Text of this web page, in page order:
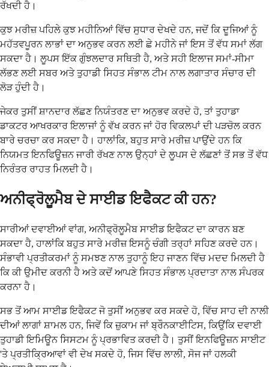
ਰੱਖਦੀ ਹੈ।
ਕੁਝ ਮਰੀਜ਼ ਪਹਿਲੇ ਕੁਝ ਮਹੀਨਿਆਂ ਵਿੱਚ ਸੁਧਾਰ ਦੇਖਦੇ ਹਨ, ਜਦੋਂ ਕਿ ਦੂਜਿਆਂ ਨੂੰ
ਮਹੱਤਵਪੂਰਨ ਲਾਭਾਂ ਦਾ ਅਨੁਭਵ ਕਰਨ ਲਈ ਛੇ ਮਹੀਨੇ ਜਾਂ ਇਸ ਤੋਂ ਵੱਧ ਸਮਾਂ ਲੱਗ
ਸਕਦਾ ਹੈ। ਲੂਪਸ ਇੱਕ ਗੁੰਝਲਦਾਰ ਸਥਿਤੀ ਹੈ, ਅਤੇ ਸਹੀ ਇਲਾਜ ਸਮਾਂ-ਸੀਮਾ
ਲੱਭਣ ਲਈ ਸਬਰ ਅਤੇ ਤੁਹਾਡੀ ਸਿਹਤ ਸੰਭਾਲ ਟੀਮ ਨਾਲ ਲਗਾਤਾਰ ਸੰਚਾਰ ਦੀ
ਲੋੜ ਹੁੰਦੀ ਹੈ।
ਜੇਕਰ ਤੁਸੀਂ ਸ਼ਾਨਦਾਰ ਲੱਛਣ ਨਿਯੰਤਰਣ ਦਾ ਅਨੁਭਵ ਕਰਦੇ ਹੋ, ਤਾਂ ਤੁਹਾਡਾ
ਡਾਕਟਰ ਆਖਰਕਾਰ ਇਲਾਜਾਂ ਨੂੰ ਵੱਖ ਕਰਨ ਜਾਂ ਹੋਰ ਵਿਕਲਪਾਂ ਦੀ ਪੜਚੋਲ ਕਰਨ
ਬਾਰੇ ਚਰਚਾ ਕਰ ਸਕਦਾ ਹੈ। ਹਾਲਾਂਕਿ, ਬਹੁਤ ਸਾਰੇ ਮਰੀਜ਼ ਪਾਉਂਦੇ ਹਨ ਕਿ
ਨਿਯਮਤ ਇਨਫਿਊਜ਼ਨ ਜਾਰੀ ਰੱਖਣ ਨਾਲ ਉਨ੍ਹਾਂ ਦੇ ਲੂਪਸ ਦੇ ਲੱਛਣਾਂ ਤੋਂ ਸਭ ਤੋਂ ਵੱਧ
ਨਿਰੰਤਰ ਰਾਹਤ ਮਿਲਦੀ ਹੈ।
ਅਨੀਫ੍ਰੋਲੂਮੈਬ ਦੇ ਸਾਈਡ ਇਫੈਕਟ ਕੀ ਹਨ?
ਸਾਰੀਆਂ ਦਵਾਈਆਂ ਵਾਂਗ, ਅਨੀਫ੍ਰੋਲੂਮੈਬ ਸਾਈਡ ਇਫੈਕਟ ਦਾ ਕਾਰਨ ਬਣ
ਸਕਦਾ ਹੈ, ਹਾਲਾਂਕਿ ਬਹੁਤ ਸਾਰੇ ਮਰੀਜ਼ ਇਸਨੂੰ ਚੰਗੀ ਤਰ੍ਹਾਂ ਸਹਿਣ ਕਰਦੇ ਹਨ।
ਸੰਭਾਵੀ ਪ੍ਰਤੀਕਰਮਾਂ ਨੂੰ ਸਮਝਣ ਨਾਲ ਤੁਹਾਨੂੰ ਇਹ ਜਾਣਨ ਵਿੱਚ ਮਦਦ ਮਿਲਦੀ ਹੈ
ਕਿ ਕੀ ਉਮੀਦ ਕਰਨੀ ਹੈ ਅਤੇ ਕਦੋਂ ਆਪਣੇ ਸਿਹਤ ਸੰਭਾਲ ਪ੍ਰਦਾਤਾ ਨਾਲ ਸੰਪਰਕ
ਕਰਨਾ ਹੈ।
ਸਭ ਤੋਂ ਆਮ ਸਾਈਡ ਇਫੈਕਟ ਜੋ ਤੁਸੀਂ ਅਨੁਭਵ ਕਰ ਸਕਦੇ ਹੋ, ਵਿੱਚ ਸਾਹ ਦੀ ਨਾਲੀ
ਦੀਆਂ ਲਾਗਾਂ ਸ਼ਾਮਲ ਹਨ, ਜਿਵੇਂ ਕਿ ਜ਼ੁਕਾਮ ਜਾਂ ਬ੍ਰੌਨਕਾਈਟਿਸ, ਕਿਉਂਕਿ ਦਵਾਈ
ਤੁਹਾਡੀ ਇਮਿਊਨ ਸਿਸਟਮ ਨੂੰ ਪ੍ਰਭਾਵਿਤ ਕਰਦੀ ਹੈ। ਤੁਸੀਂ ਇਨਫਿਊਜ਼ਨ ਸਾਈਟ
'ਤੇ ਪ੍ਰਤੀਕ੍ਰਿਆਵਾਂ ਵੀ ਦੇਖ ਸਕਦੇ ਹੋ, ਜਿਸ ਵਿੱਚ ਲਾਲੀ, ਸੋਜ ਜਾਂ ਹਲਕੀ